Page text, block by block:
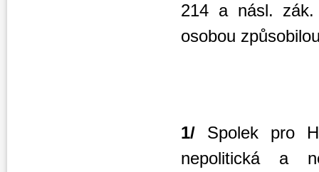
214 a násl.
osobou
1/ Spolek pro
nepolitická a